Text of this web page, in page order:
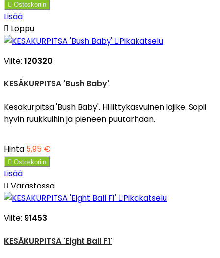
 Ostoskoriin
Lisää
 Loppu
Pikakatselu
Viite: 120320
KESÄKURPITSA 'Bush Baby'
Kesäkurpitsa 'Bush Baby'. Hillittykasvuinen lajike. Sopii
hyvin ruukkuihin ja pieneen puutarhaan.
Hinta 5,95 €
 Ostoskoriin
Lisää
 Varastossa
Pikakatselu
Viite: 91453
KESÄKURPITSA 'Eight Ball F1'